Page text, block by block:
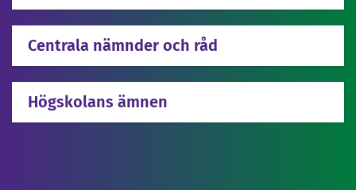
Centrala nämnder och råd
Högskolans ämnen